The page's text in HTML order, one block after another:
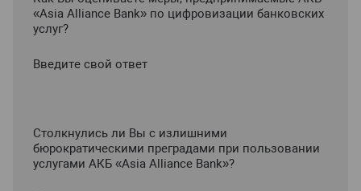
«Asia Alliance Bank» по цифровизации банковских
услуг?
Введите свой ответ
Столкнулись ли Вы с излишними
бюрократическими преградами при пользовании
услугами АКБ «Asia Alliance Bank»?